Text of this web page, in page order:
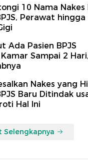
10 Nama Nakes
Perawat hingga
Ada Pasien BPJS
Sampai 2
Nakes yang
Baru Ditindak
Hal Ini
Selengkapnya